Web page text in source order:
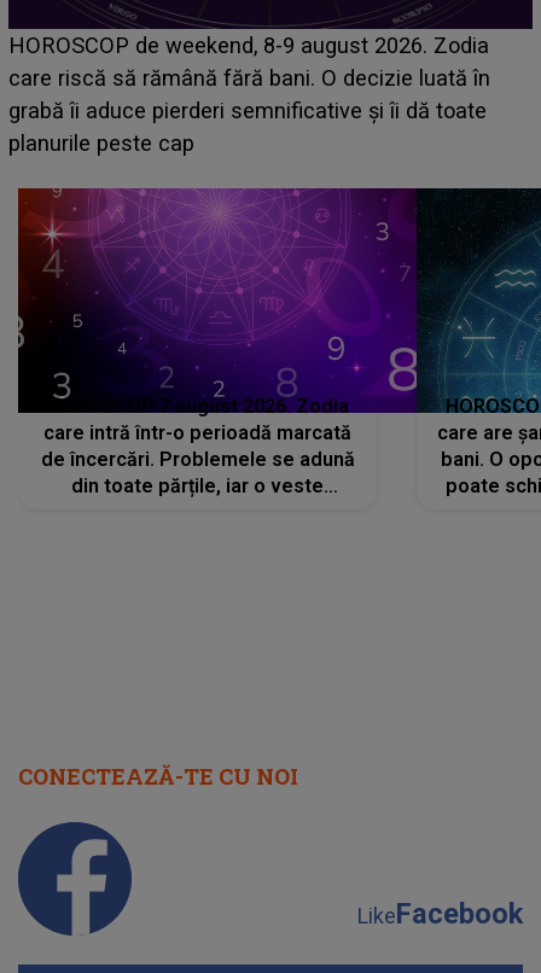
Emanuel a ținut ACEST DETALIU ASCUNS până
acum! În fața Alexandrei, concurentul din Casa Iubirii
face o MĂRTURISIRE NEAȘTEPTATĂ despre mama
sa: "I-am spus și ei în față, eu nu te iubesc pentru
HOROSCOP 7 august 2026. Zodia
care intră într-o perioadă marcată
de încercări. Problemele se adună
din toate părțile, iar o veste
care are
bani. O
poate
CONECTEAZĂ-TE CU NOI
LikeFacebook